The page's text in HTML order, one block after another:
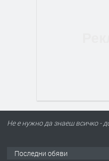
Не е нужно да знаеш всичко -
Последни обяви